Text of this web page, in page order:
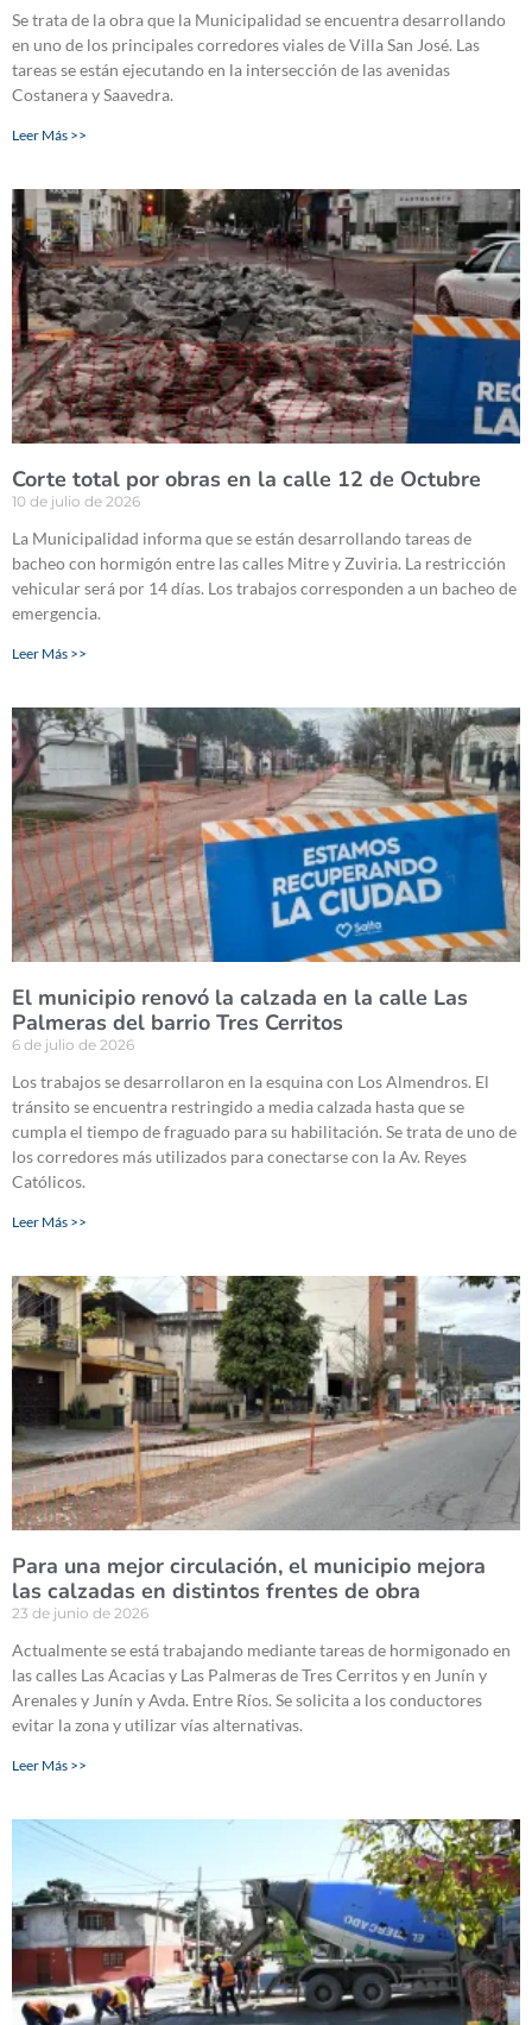
Se trata de la obra que la Municipalidad se encuentra desarrollando
en uno de los principales corredores viales de Villa San José. Las
tareas se están ejecutando en la intersección de las avenidas
Costanera y Saavedra.
Leer Más >>
Corte total por obras en la calle 12 de Octubre
10 de julio de 2026
La Municipalidad informa que se están desarrollando tareas de
bacheo con hormigón entre las calles Mitre y Zuviria. La restricción
vehicular será por 14 días. Los trabajos corresponden a un bacheo de
emergencia.
Leer Más >>
El municipio renovó la calzada en la calle Las
Palmeras del barrio Tres Cerritos
6 de julio de 2026
Los trabajos se desarrollaron en la esquina con Los Almendros. El
tránsito se encuentra restringido a media calzada hasta que se
cumpla el tiempo de fraguado para su habilitación. Se trata de uno de
los corredores más utilizados para conectarse con la Av. Reyes
Católicos.
Leer Más >>
Para una mejor circulación, el municipio mejora
las calzadas en distintos frentes de obra
23 de junio de 2026
Actualmente se está trabajando mediante tareas de hormigonado en
las calles Las Acacias y Las Palmeras de Tres Cerritos y en Junín y
Arenales y Junín y Avda. Entre Ríos. Se solicita a los conductores
evitar la zona y utilizar vías alternativas.
Leer Más >>